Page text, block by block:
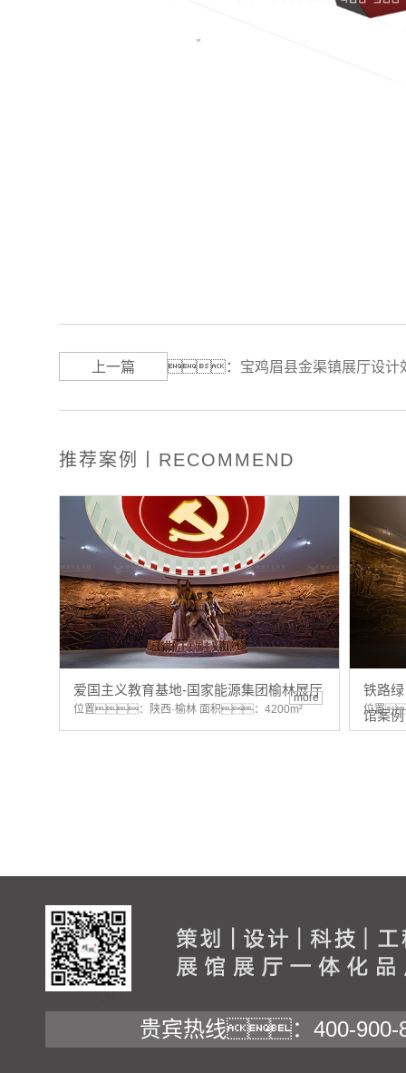
上一篇 ： 宝鸡眉县金渠镇展厅设计
推荐案例丨RECOMMEND
爱国主义教育基地-国家能源集团榆林展厅
位置：陕西·榆林 面积：4200m²
more
铁路
馆案例
位置
贵宾热线：400-900-